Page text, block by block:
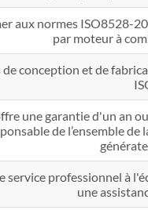
aux normes ISO8528-
par moteur à
de conception et de
une garantie d'un an
de l’ensemble
service professionnel à
une